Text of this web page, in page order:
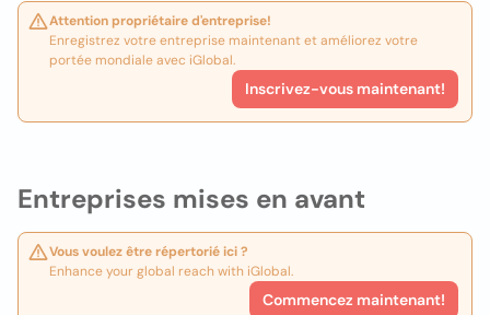
Entreprises mises en avant
Vous voulez être répertorié ici ?
Enhance your global reach with iGlobal.
Commencez maintenant!
Attention propriétaire d'entreprise!
Enregistrez votre entreprise maintenant et améliorez votre
portée mondiale avec iGlobal.
Inscrivez-vous maintenant!